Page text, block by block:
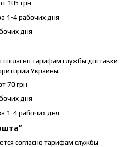
105 грн
1-4 рабочих дня
дня
согласно тарифам службы доставки
Украины.
70 грн
дня
1-4 рабочих дня
согласно тарифам службы